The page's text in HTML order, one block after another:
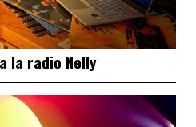
la radio Nelly